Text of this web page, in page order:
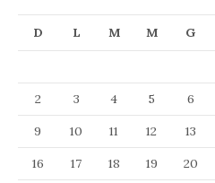
D L M M G
2
3 4 5 6
9
10 11 12 13
16
17 18 19 20